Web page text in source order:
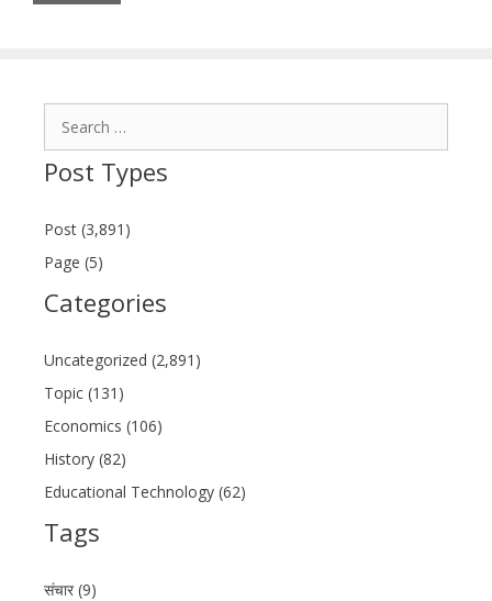
Post Types
Post (3,891)
Page (5)
Categories
Uncategorized (2,891)
Topic (131)
Economics (106)
History (82)
Educational Technology (62)
Tags
संचार (9)